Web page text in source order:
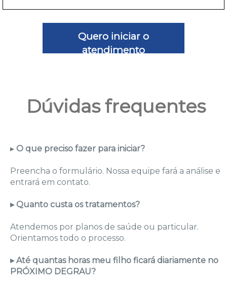
Quero iniciar o
atendimento
Dúvidas frequentes
▸ O que preciso fazer para iniciar?
Preencha o formulário. Nossa equipe fará a análise e
entrará em contato.
▸ Quanto custa os t ratamentos?
Atendemos por planos de saúde ou particular.
Orientamos todo o processo.
▸ Até quantas horas meu filho ficará diariamente no
PRÓXIMO DEGRAU?